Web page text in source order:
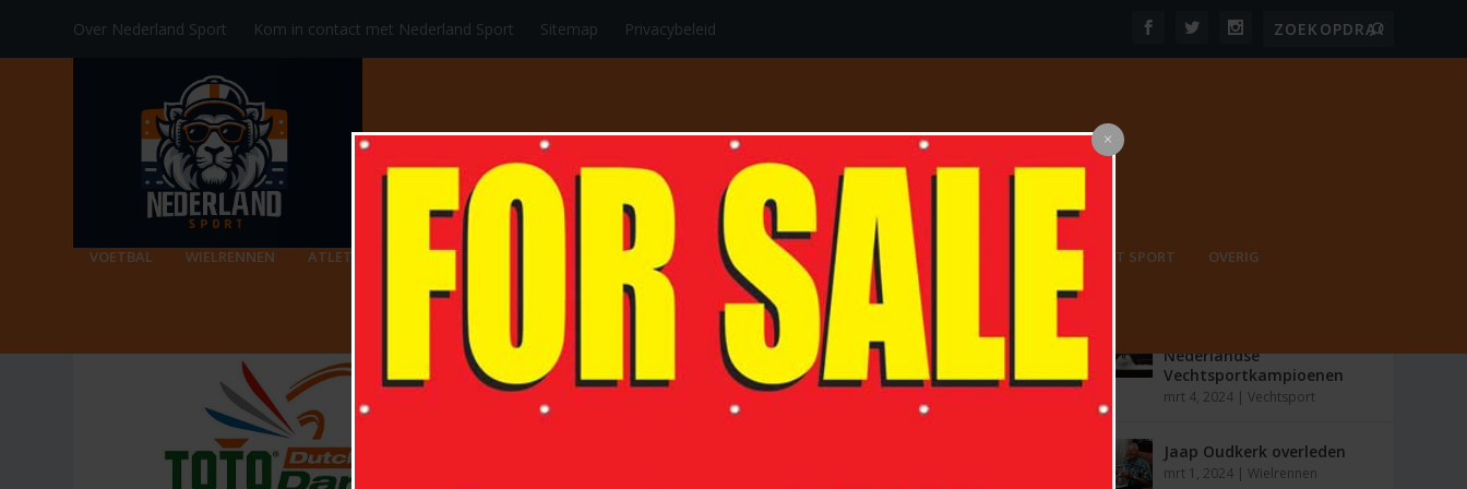
Over Nederland Sport Kom in contact met Nederland Sport Sitemap Privacybeleid
VOETBAL WIELRENNEN ATLETIEK RACKETSPORT AUTO/MOTORSPORT SCHAATSEN/SKEELEREN ONBEPERKT SPORT OVERIG
TAG:DUTCH OPEN DARTS
Nederlandse
Vechtsportkampioenen
mrt 4, 2024 |Vechtsport
Jaap Oudkerk overleden
mrt 1, 2024 | Wielrennen